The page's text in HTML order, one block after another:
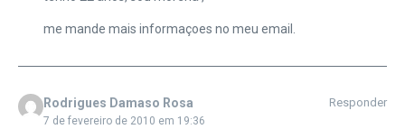
me mande mais informaçoes no meu email.
Rodrigues Damaso Rosa
7 de fevereiro de 2010 em 19:36
Responder